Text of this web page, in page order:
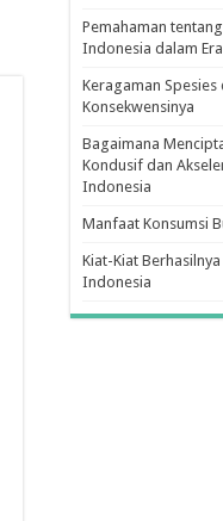
Pemahaman
Indonesia dalam
Keragaman Spesies
Konsekwensinya
Bagaimana
Kondusif dan
Indonesia
Manfaat Konsumsi
Kiat-Kiat
Indonesia